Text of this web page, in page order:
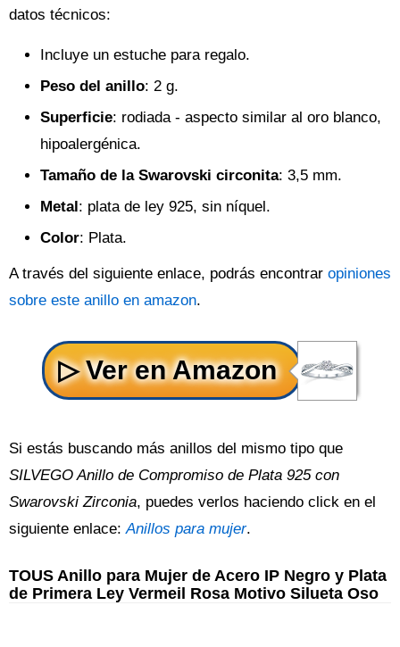
datos técnicos:
Incluye un estuche para regalo.
Peso del anillo: 2 g.
Superficie: rodiada - aspecto similar al oro blanco,
hipoalergénica.
Tamaño de la Swarovski circonita: 3,5 mm.
Metal: plata de ley 925, sin níquel.
Color: Plata.
A través del siguiente enlace, podrás encontrar opiniones
sobre este anillo en amazon.
Si estás buscando más anillos del mismo tipo que
SILVEGO Anillo de Compromiso de Plata 925 con
Swarovski Zirconia, puedes verlos haciendo click en el
siguiente enlace:Anillos para mujer.
TOUS Anillo para Mujer de Acero IP Negro y Plata
de Primera Ley Vermeil Rosa Motivo Silueta Oso